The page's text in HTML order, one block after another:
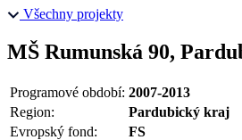
Všechny projekty
MŠ Rumunská 90,
Programové období: 2007-2013
Region:
Pardubický kraj
Evropský fond:
FS